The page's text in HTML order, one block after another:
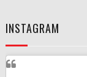
INSTAGRAM